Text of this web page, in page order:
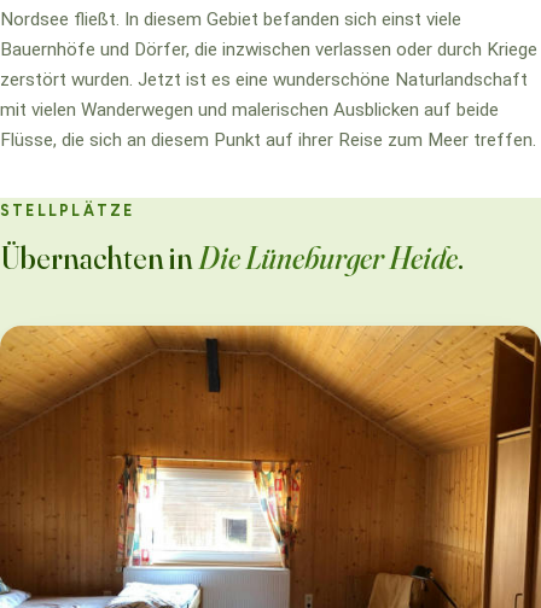
Nordsee fließt. In diesem Gebiet befanden sich einst viele
Bauernhöfe und Dörfer, die inzwischen verlassen oder durch Kriege
zerstört wurden. Jetzt ist es eine wunderschöne Naturlandschaft
mit vielen Wanderwegen und malerischen Ausblicken auf beide
Flüsse, die sich an diesem Punkt auf ihrer Reise zum Meer treffen.
STELLPLÄTZE
Übernachten inDie Lüneburger Heide.